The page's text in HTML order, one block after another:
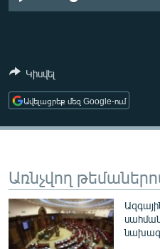
ՄԻՋԱԶԳԱՅԻՆ
ՄԵԿՆԱԲԱՆՈՒԹՅՈՒՆ
ՏՏ ԵՒ ԻՆՏԵՐՆԵՏ
ՏԵՍԱՆՅՈՒԹԵՐ
ԲԱՆԱՎԵՃ
ՁԳՏԵԼՈՎ ԼԱՎԱԳՈՒՅՆԻՆ
Կիսվել
Ավելացրեք մեզ Google-ում
Առնչվող